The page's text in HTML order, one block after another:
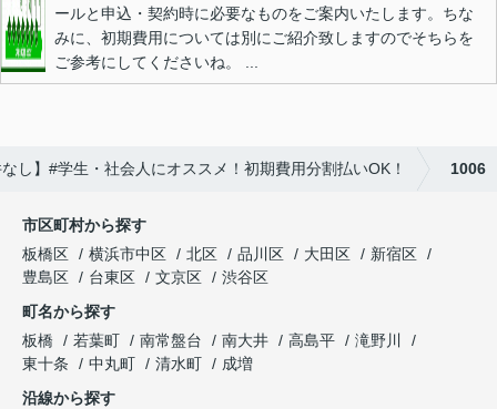
ールと申込・契約時に必要なものをご案内いたします。ちな
みに、初期費用については別にご紹介致しますのでそちらを
ご参考にしてくださいね。 ...
し】#学生・社会人にオススメ！初期費用分割払いOK！ 1006
市区町村から探す
板橋区
横浜市中区 北区 品川区 大田区
新宿区
豊島区
台東区 文京区
渋谷区
町名から探す
板橋
若葉町 南常盤台 南大井 高島平
滝野川
東十条
中丸町 清水町
成増
沿線から探す